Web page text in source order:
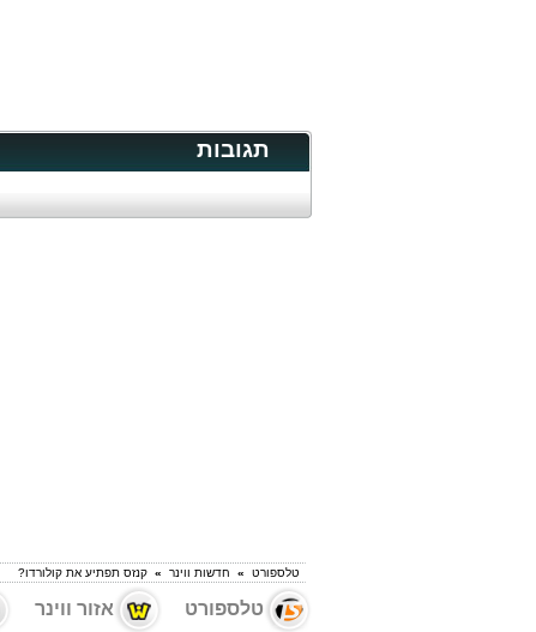
תגובות
טלספורט » חדשות ווינר » קנזס תפתיע את קולורדו?
טלספורט אזור ווינר